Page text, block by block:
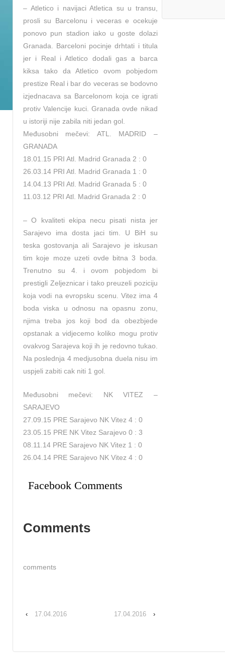
– Atletico i navijaci Atletica su u transu,
prosli su Barcelonu i veceras e ocekuje
ponovo pun stadion iako u goste dolazi
Granada. Barceloni pocinje drhtati i titula
jer i Real i Atletico dodali gas a barca
kiksa tako da Atletico ovom pobjedom
prestize Real i bar do veceras se bodovno
izjednacava sa Barcelonom koja ce igrati
protiv Valencije kuci. Granada ovde nikad
u istoriji nije zabila niti jedan gol.
Međusobni mečevi: ATL. MADRID –
GRANADA
18.01.15 PRI Atl. Madrid Granada 2 : 0
26.03.14 PRI Atl. Madrid Granada 1 : 0
14.04.13 PRI Atl. Madrid Granada 5 : 0
11.03.12 PRI Atl. Madrid Granada 2 : 0
– O kvaliteti ekipa necu pisati nista jer
Sarajevo ima dosta jaci tim. U BiH su
teska gostovanja ali Sarajevo je iskusan
tim koje moze uzeti ovde bitna 3 boda.
Trenutno su 4. i ovom pobjedom bi
prestigli Zeljeznicar i tako preuzeli poziciju
koja vodi na evropsku scenu. Vitez ima 4
boda viska u odnosu na opasnu zonu,
njima treba jos koji bod da obezbjede
opstanak a vidjecemo koliko mogu protiv
ovakvog Sarajeva koji ih je redovno tukao.
Na poslednja 4 medjusobna duela nisu im
uspjeli zabiti cak niti 1 gol.
Međusobni mečevi: NK VITEZ –
SARAJEVO
27.09.15 PRE Sarajevo NK Vitez 4 : 0
23.05.15 PRE NK Vitez Sarajevo 0 : 3
08.11.14 PRE Sarajevo NK Vitez 1 : 0
26.04.14 PRE Sarajevo NK Vitez 4 : 0
Facebook Comments
Comments
comments
‹ 17.04.2016 17.04.2016 ›